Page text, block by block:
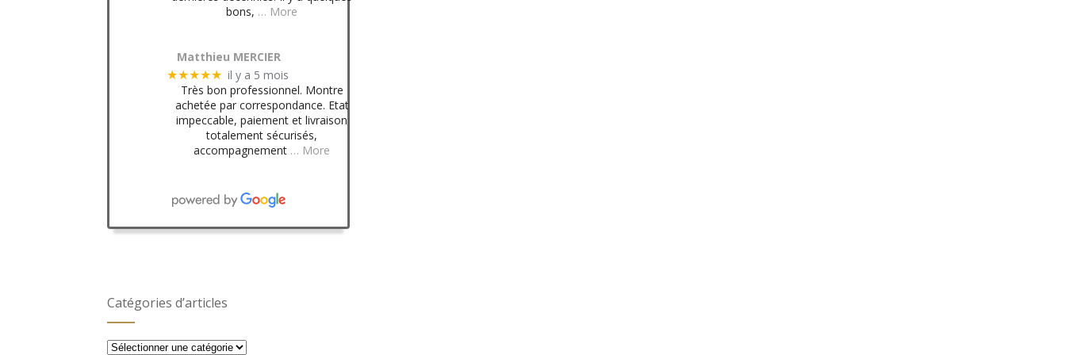
bons, … More
Matthieu MERCIER
★★★★★ il y a 5 mois
Très bon professionnel. Montre
achetée par correspondance. Etat
impeccable, paiement et livraison
totalement sécurisés,
accompagnement … More
Catégories d’articles
Catégories